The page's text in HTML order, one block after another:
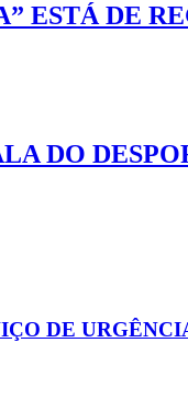
ESTÁ DE
DO
DE